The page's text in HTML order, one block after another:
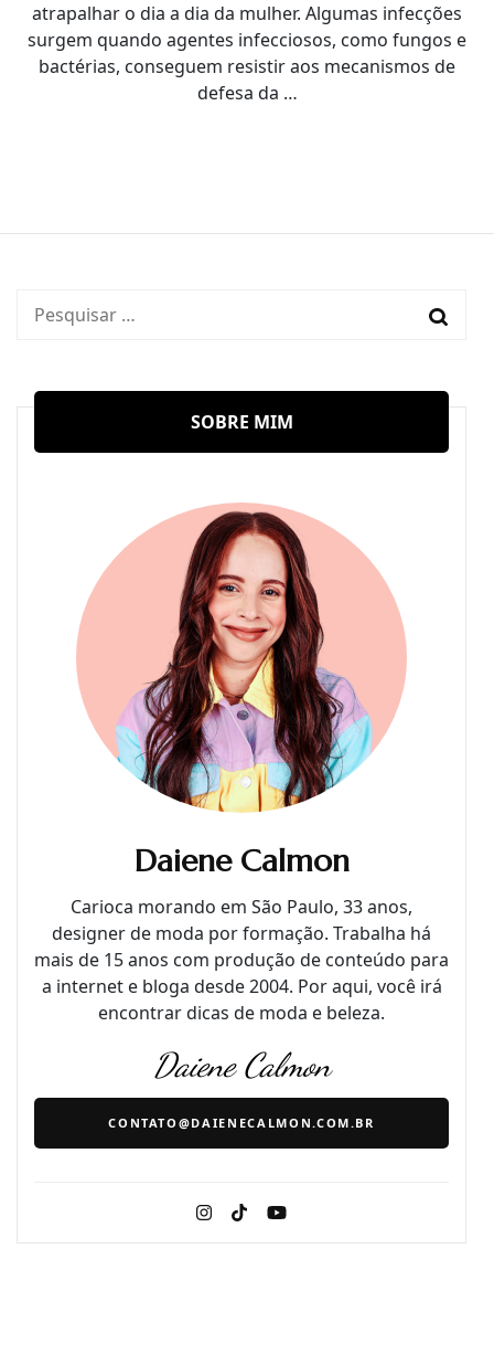
atrapalhar o dia a dia da mulher. Algumas infecções
surgem quando agentes infecciosos, como fungos e
bactérias, conseguem resistir aos mecanismos de
defesa da …
Pesquisar
SOBRE MIM
Daiene Calmon
Carioca morando em São Paulo, 33 anos,
designer de moda por formação. Trabalha há
mais de 15 anos com produção de conteúdo para
a internet e bloga desde 2004. Por aqui, você irá
encontrar dicas de moda e beleza.
Daiene Calmon
CONTATO@DAIENECALMON.COM.BR